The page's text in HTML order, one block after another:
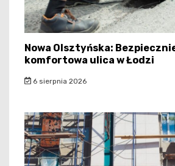
Nowa Olsztyńska:
komfortowa ulica w Łodzi
6 sierpnia 2026